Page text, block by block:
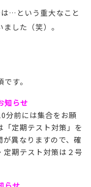
…という重大なこと
した（笑）。
す。
知らせ
分前には集合をお願
「定期テスト対策」を
異なりますので、確
期テスト対策は２号